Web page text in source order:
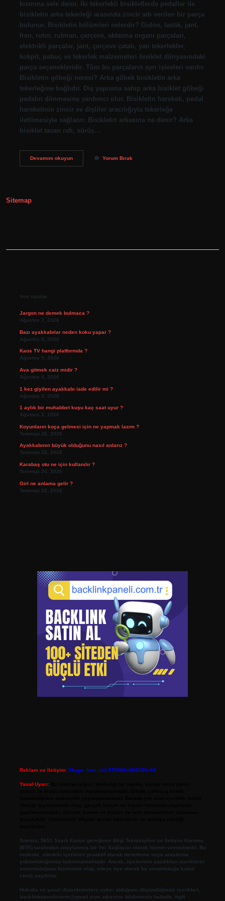
kısmına sele denir. İki tekerlekli bisikletlerde pedallar ile
bisikletin arka tekerleği arasında zincir adı verilen bir parça
bulunur. Bisikletin bölümleri nelerdir? Gidon, lastik, jant,
fren, rotor, rulman, çerçeve, aktarma organı parçaları,
elektrikli parçalar, jant, çerçeve çatalı, yan tekerlekler,
kokpit, pabuç ve tekerlek malzemeleri bisiklet dünyasındaki
parça seçenekleridir. Tüm bu parçaların ayrı işlevleri vardır.
Bisikletin göbeği neresi? Arka göbek bisikletin arka
tekerleğine bağlıdır. Diş yapısına sahip arka bisiklet göbeği
pedalın dönmesine yardımcı olur. Bisikletin hareketi, pedal
hareketinin zincir ve dişliler aracılığıyla tekerleğe
iletilmesiyle sağlanır. Bisikletin arkasına ne denir? Arka
bisiklet tavan rafı, sürüş…
Devamını okuyunBisikletin
Yorum Bırak
Sitemap
Son Yazılar
Jargon ne demek bulmaca ?
Ağustos 7, 2026
Bazı ayakkabılar neden koku yapar ?
Ağustos 6, 2026
Kaos TV hangi platformda ?
Ağustos 5, 2026
Ava gitmek caiz midir ?
Ağustos 4, 2026
1 kez giyilen ayakkabı iade edilir mi ?
Ağustos 3, 2026
1 aylık bir muhabbet kuşu kaç saat uyur ?
Ağustos 3, 2026
Koyunların koça gelmesi için ne yapmak lazım ?
Temmuz 26, 2026
Ayakkabının büyük olduğunu nasıl anlarız ?
Temmuz 25, 2026
Karabaş otu ne için kullanılır ?
Temmuz 24, 2026
Girl ne anlama gelir ?
Temmuz 22, 2026
Reklam ve İletişim: Skype: live:.cid.575569c608265c69
Yasal Uyarı:
Sitemiz, 5651 Sayılı Kanun gereğince Bilgi Teknolojileri ve İletişim Kurumu
(BTK) tarafından onaylanmış bir Yer Sağlayıcı olarak hizmet vermektedir. Bu
nedenle, sitedeki içerikleri proaktif olarak denetleme veya araştırma
yükümlülüğümüz bulunmamaktadır. Ancak, üyelerimiz yazdıkları içeriklerin
sorumluluğunu taşımakta olup, siteye üye olarak bu sorumluluğu kabul
etmiş sayılırlar.
Hukuka ve yasal düzenlemelere aykırı olduğunu düşündüğünüz içerikleri,
backlinkpanelicomtr@gmail.com adresine bildirmeniz halinde, ilgili